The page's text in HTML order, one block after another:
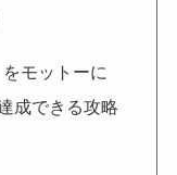
モットーに
成できる攻略